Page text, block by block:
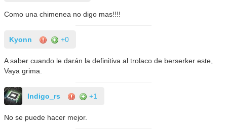
Como una chimenea no digo mas!!!!
Kyonn +0
A saber cuando le darán la definitiva al trolaco de berserker este,
Vaya grima.
Indigo_rs +1
No se puede hacer mejor.